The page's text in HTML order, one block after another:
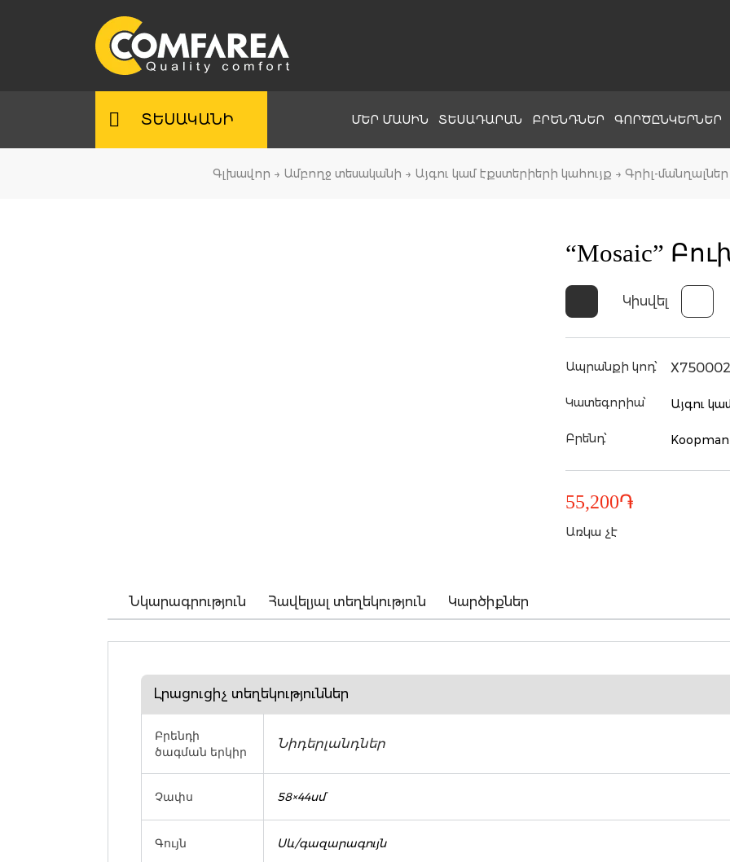
ՏԵՍԱԿԱՆԻ ՄԵՐ ՄԱՍԻՆ ՏԵՍԱԴԱՐԱՆ ԲՐԵՆԴՆԵՐ ԳՈՐԾԸՆԿԵՐՆԵՐ
Գլխավոր → Ամբողջ տեսականի → Այգու կամ էքստերիերի կահույք → Գրիլ-մանղալներ
“Mosaic”
Կիսվել
Ապրանքի կոդ՝
Կատեգորիա՝ Այգու
Բրենդ՝ Koopman
55,200֏
Առկա չէ
Նկարագրություն Հավելյալ տեղեկություն Կարծիքներ
Լրացուցիչ տեղեկություններ
Բրենդի
ծագման երկիր
Նիդերլանդներ
Չափս 58×44սմ
Գույն Սև/գազարագույն